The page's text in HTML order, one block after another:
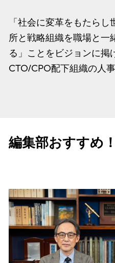
「社会に変革をもたら
所と戦略組織を職場と一
る」ことをビジョンに掲
CTO/CPO配下組織の人
編集部おすすめ！